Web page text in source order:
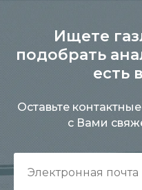
Ищете
подобрать
есть
Оставьте
с Вами